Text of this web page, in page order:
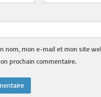
nom, mon e-mail et mon site
prochain commentaire.